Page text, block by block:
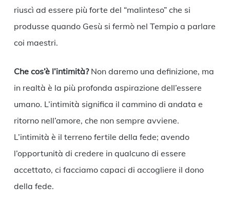
riuscì ad essere più forte del “malinteso” che si
produsse quando Gesù si fermò nel Tempio a parlare
coi maestri.
Che cos’è l’intimità?Non daremo una definizione, ma
in realtà è la più profonda aspirazione dell’essere
umano. L’intimità significa il cammino di andata e
ritorno nell’amore, che non sempre avviene.
L’intimità è il terreno fertile della fede; avendo
l’opportunità di credere in qualcuno di essere
accettato, ci facciamo capaci di accogliere il dono
della fede.